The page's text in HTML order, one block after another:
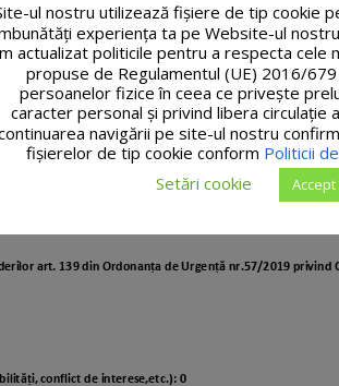
ul nostru utilizează fişiere de tip cookie
experiența ta pe Website-ul
actualizat politicile pentru a respecta cele
propuse de Regulamentul (UE) 2016/
persoanelor fizice în ceea ce privește
caracter personal și privind libera circulație
navigării pe site-ul nostru
fişierelor de tip cookie conform Politicii
Setări cookie
Accept